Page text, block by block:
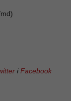
iFacebook